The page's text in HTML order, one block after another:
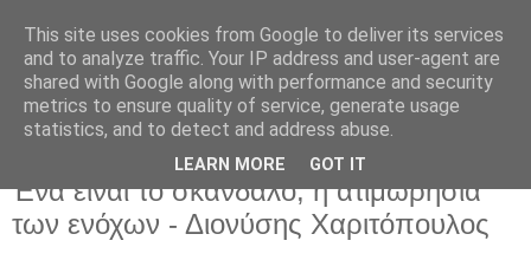
Παρασκευή 9 Μαρτίου 2018
Ένα είναι το σκάνδαλο, η ατιμωρησία
των ενόχων - Διονύσης Χαριτόπουλος
This site uses cookies from Google to deliver its services
and to analyze traffic. Your IP address and user-agent are
shared with Google along with performance and security
metrics to ensure quality of service, generate usage
statistics, and to detect and address abuse.
LEARN MORE GOT IT